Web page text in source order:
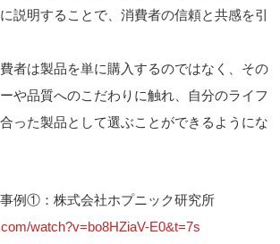
説明することで、消費者の信頼と共感を引
者は製品を単に購入するのではなく、その
や品質へのこだわりに触れ、自分のライフ
った製品として選ぶことができるようにな
例①：株式会社ホプニック研究所
watch?v=bo8HZiaV-E0&t=7s